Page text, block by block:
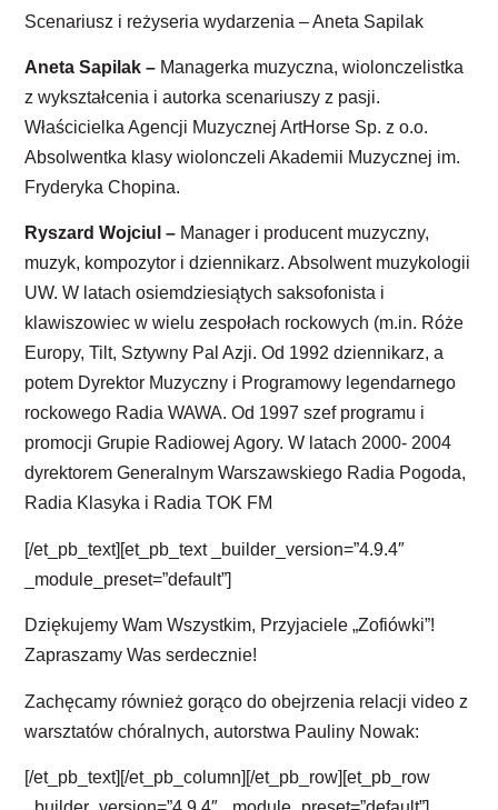
Scenariusz i reżyseria wydarzenia – Aneta Sapilak
Aneta Sapilak – Managerka muzyczna, wiolonczelistka
z wykształcenia i autorka scenariuszy z pasji.
Właścicielka Agencji Muzycznej ArtHorse Sp. z o.o.
Absolwentka klasy wiolonczeli Akademii Muzycznej im.
Fryderyka Chopina.
Ryszard Wojciul – Manager i producent muzyczny,
muzyk, kompozytor i dziennikarz. Absolwent muzykologii
UW. W latach osiemdziesiątych saksofonista i
klawiszowiec w wielu zespołach rockowych (m.in. Róże
Europy, Tilt, Sztywny Pal Azji. Od 1992 dziennikarz, a
potem Dyrektor Muzyczny i Programowy legendarnego
rockowego Radia WAWA. Od 1997 szef programu i
promocji Grupie Radiowej Agory. W latach 2000- 2004
dyrektorem Generalnym Warszawskiego Radia Pogoda,
Radia Klasyka i Radia TOK FM
[/et_pb_text][et_pb_text _builder_version=”4.9.4″
_module_preset=”default”]
Dziękujemy Wam Wszystkim, Przyjaciele „Zofiówki”!
Zapraszamy Was serdecznie!
Zachęcamy również gorąco do obejrzenia relacji video z
warsztatów chóralnych, autorstwa Pauliny Nowak:
[/et_pb_text][/et_pb_column][/et_pb_row][et_pb_row